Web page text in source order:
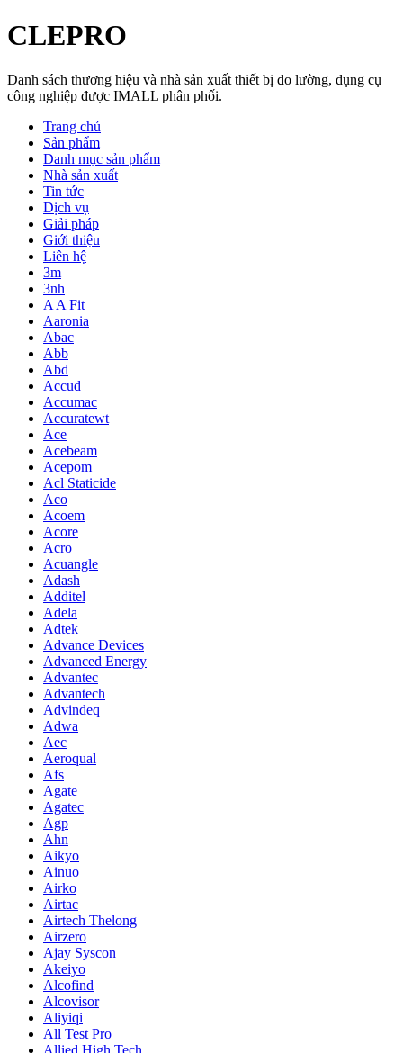
CLEPRO
Danh sách thương hiệu và nhà sản xuất thiết bị đo lường, dụng cụ
công nghiệp được IMALL phân phối.
Trang chủ
Sản phẩm
Danh mục sản phẩm
Nhà sản xuất
Tin tức
Dịch vụ
Giải pháp
Giới thiệu
Liên hệ
3m
3nh
A A Fit
Aaronia
Abac
Abb
Abd
Accud
Accumac
Accuratewt
Ace
Acebeam
Acepom
Acl Staticide
Aco
Acoem
Acore
Acro
Acuangle
Adash
Additel
Adela
Adtek
Advance Devices
Advanced Energy
Advantec
Advantech
Advindeq
Adwa
Aec
Aeroqual
Afs
Agate
Agatec
Agp
Ahn
Aikyo
Ainuo
Airko
Airtac
Airtech Thelong
Airzero
Ajay Syscon
Akeiyo
Alcofind
Alcovisor
Aliyiqi
All Test Pro
Allied High Tech